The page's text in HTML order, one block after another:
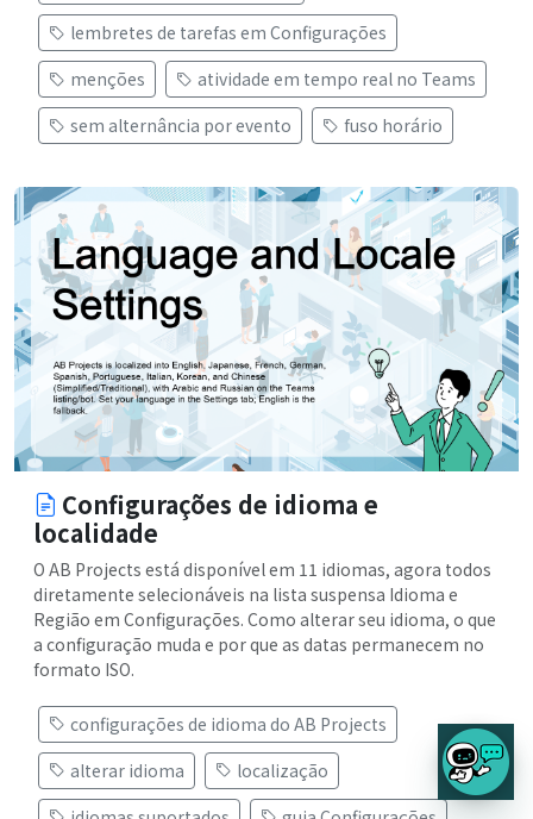
lembretes de tarefas em Configurações
menções
atividade em tempo real no Teams
sem alternância por evento
fuso horário
Configurações de idioma e
localidade
O AB Projects está disponível em 11 idiomas, agora todos
diretamente selecionáveis na lista suspensa Idioma e
Região em Configurações. Como alterar seu idioma, o que
a configuração muda e por que as datas permanecem no
formato ISO.
configurações de idioma do AB Projects
alterar idioma
localização